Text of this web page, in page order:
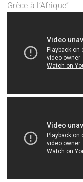
Grèce à l’Afrique”